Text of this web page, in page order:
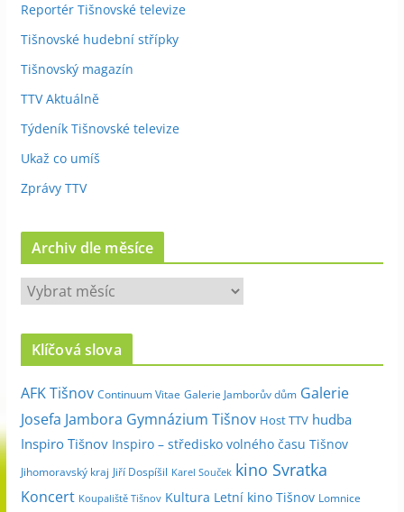
Reportér Tišnovské televize
Tišnovské hudební střípky
Tišnovský magazín
TTV Aktuálně
Týdeník Tišnovské televize
Ukaž co umíš
Zprávy TTV
Archiv dle měsíce
A
c
v
d
l
e
m
Klíčová slova
AFK Tišnov Continuum Vitae Galerie Jamborův dům Galerie
Josefa Jambora Gymnázium Tišnov Host TTV hudba
Inspiro Tišnov Inspiro – středisko volného času Tišnov
Jihomoravský kraj Jiří Dospíšil Karel Souček kino Svratka
Koncert Koupaliště Tišnov Kultura Letní kino Tišnov Lomnice